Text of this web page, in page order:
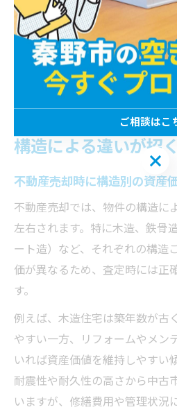
いため、売却前に市役所や区役
し、最新情報を入手することが
積極的に取り入れることで、安
実現できます。
構造による違いが招
不動産売却時に構造別の資産
不動産売却では、物件の構造に
左右されます。特に木造、鉄骨
ート造）など、それぞれの構造
価が異なるため、査定時には正
す。
例えば、木造住宅は築年数が古
やすい一方、リフォームやメン
いれば資産価値を維持しやすい
耐震性や耐久性の高さから中古
いますが、修繕費用や管理状況
ご相談はこ
ご相談はこ